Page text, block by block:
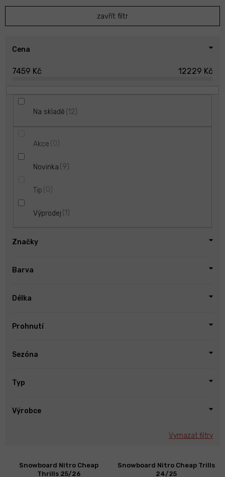
p
o
zavřít filtr
Cena
7459 Kč 12229 Kč
Na skladě 12
Akce 0
Novinka 9
Tip 0
Výprodej 1
Značky
Barva
Délka
Prohnutí
Sezóna
Typ
Výrobce
Vymazat filtry
Snowboard Nitro Cheap
Thrills 25/26
Snowboard Nitro Cheap Trills
24/25